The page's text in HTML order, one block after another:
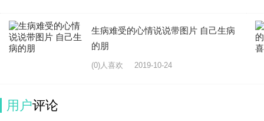
生病难受的心情说说带图片 自己生病
的朋
(0)人喜欢 2019-10-24
用户评论